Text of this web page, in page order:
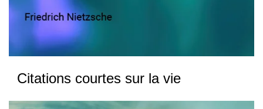
Citations courtes sur la vie